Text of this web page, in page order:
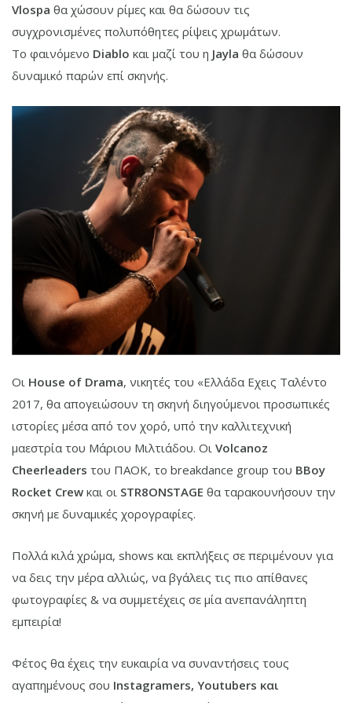
Vlospa θα χώσουν ρίμες και θα δώσουν τις
συγχρονισμένες πολυπόθητες ρίψεις χρωμάτων.
To φαινόμενο Diablo και μαζί του η Jayla θα δώσουν
δυναμικό παρών επί σκηνής.
Oι Ηouse of Drama, νικητές του «Ελλάδα Εχεις Ταλέντο
2017, θα απογειώσουν τη σκηνή διηγούμενοι προσωπικές
ιστορίες μέσα από τον χορό, υπό την καλλιτεχνική
μαεστρία του Μάριου Μιλτιάδου. Οι Volcanoz
Cheerleaders του ΠΑΟΚ, το breakdance group του BBoy
Rocket Crew και οι STR8ONSTAGE θα ταρακουνήσουν την
σκηνή με δυναμικές χορογραφίες.
Πολλά κιλά χρώμα, shows και εκπλήξεις σε περιμένουν για
να δεις την μέρα αλλιώς, να βγάλεις τις πιο απίθανες
φωτογραφίες & να συμμετέχεις σε μία ανεπανάληπτη
εμπειρία!
Φέτος θα έχεις την ευκαιρία να συναντήσεις τους
αγαπημένους σου Instagramers, Youtubers και